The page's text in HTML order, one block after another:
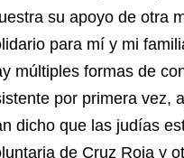
su apoyo de otra
para mí y mi
múltiples formas de
por primera vez,
dicho que las judías
de Cruz Roja y